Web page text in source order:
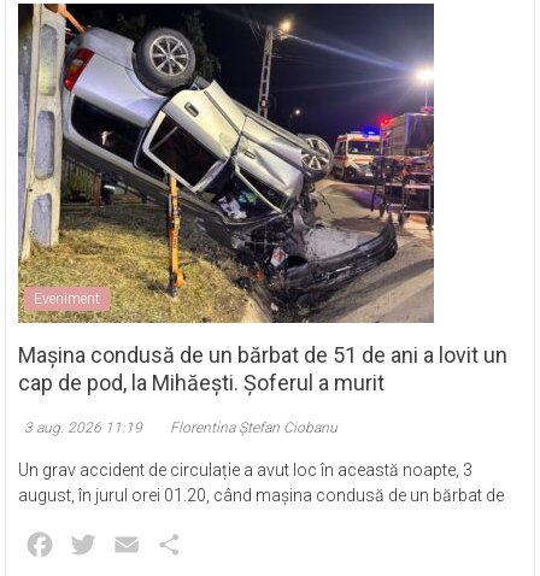
Eveniment
Mașina condusă de un bărbat de 51 de ani a lovit un
cap de pod, la Mihăești. Șoferul a murit
3 aug. 2026 11:19 Florentina Ștefan Ciobanu
Un grav accident de circulație a avut loc în această noapte, 3
august, în jurul orei 01.20, când mașina condusă de un bărbat de
Facebook
Twitter Email